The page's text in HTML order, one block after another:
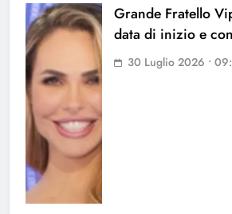
Grande Fratello
data di inizio e
30 Luglio 2026 •